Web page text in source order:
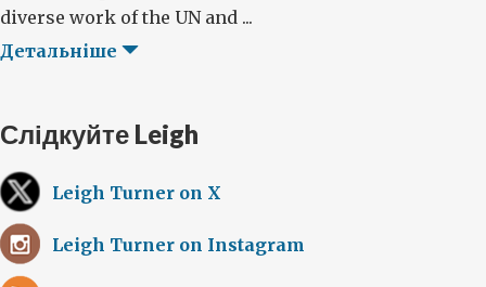
diverse work of the UN and ...
Детальніше
Слідкуйте Leigh
Leigh Turner on X
Leigh Turner on Instagram